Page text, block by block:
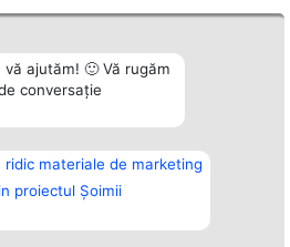
ajutăm! 🙂 Vă rugăm
conversație
materiale de marketing
proiectul Șoimii
Plebiscyt
Lista Tuturor
Reguli
Politica de